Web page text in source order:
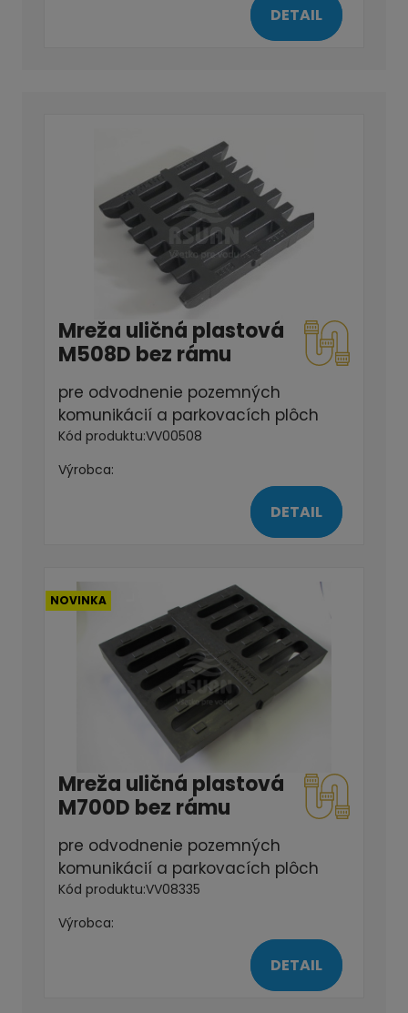
DETAIL
Mreža uličná plastová
M508D bez rámu
pre odvodnenie pozemných
komunikácií a parkovacích plôch
Kód produktu:VV00508
Výrobca:
DETAIL
NOVINKA
Mreža uličná plastová
M700D bez rámu
pre odvodnenie pozemných
komunikácií a parkovacích plôch
Kód produktu:VV08335
Výrobca:
DETAIL